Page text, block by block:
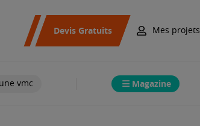
Devis Gratuits Mes projets
vmc Magazine